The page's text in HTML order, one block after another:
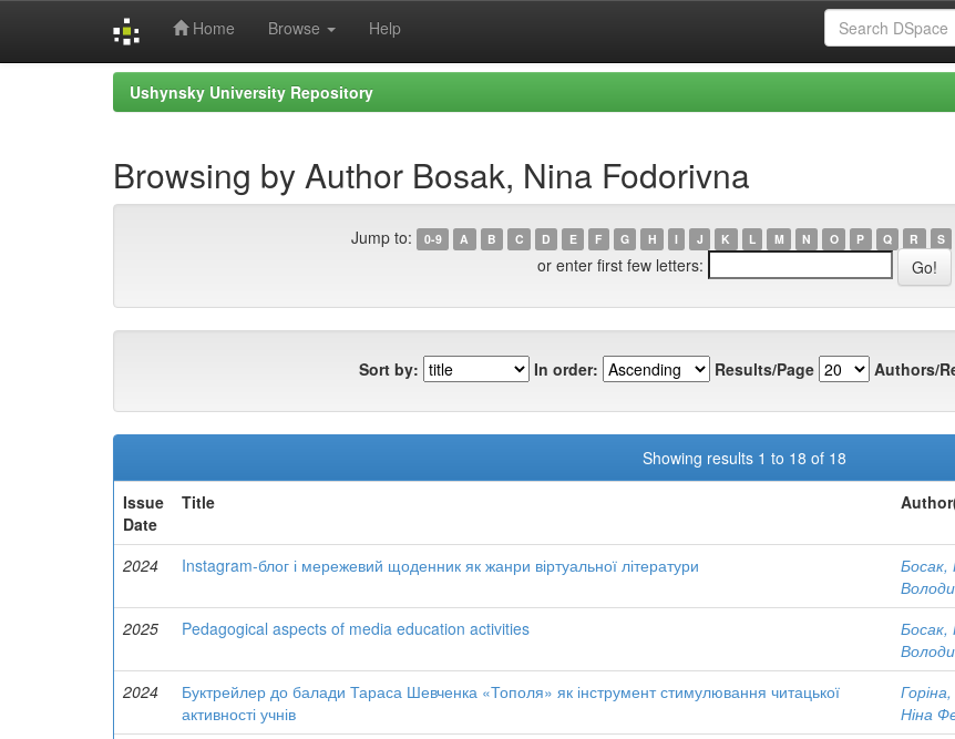
Home Browse Help
Ushynsky University Repository
Browsing by Author Bosak, Nina Fodorivna
Jump to: 0-9 A B C D E F G H I J K L M N O P Q R S
or enter first few letters:
Sort by: In order: Results/Page Authors/
Showing results 1 to 18 of 18
Issue
Date
Title
2024 Instagram-блог і мережевий щоденник як жанри віртуальної літератури Босак,
2025
Pedagogical aspects of media education activities Босак,
2024
Буктрейлер до балади Тараса Шевченка «Тополя» як інструмент стимулювання читацької
активності учнів
Ніна